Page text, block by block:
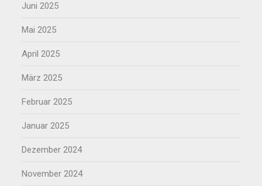
Juni 2025
Mai 2025
April 2025
März 2025
Februar 2025
Januar 2025
Dezember 2024
November 2024